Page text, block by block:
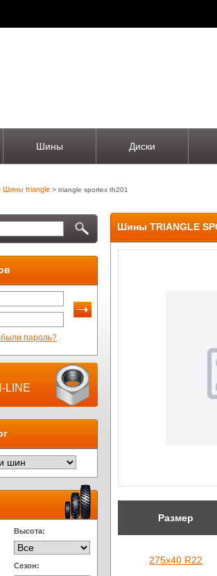
Шины Диски
Шины triangle > triangle sportex th201
пароль?
LINE
Высота:
Сезон:
Шины TRIANGLE
Размер
275х40 R22